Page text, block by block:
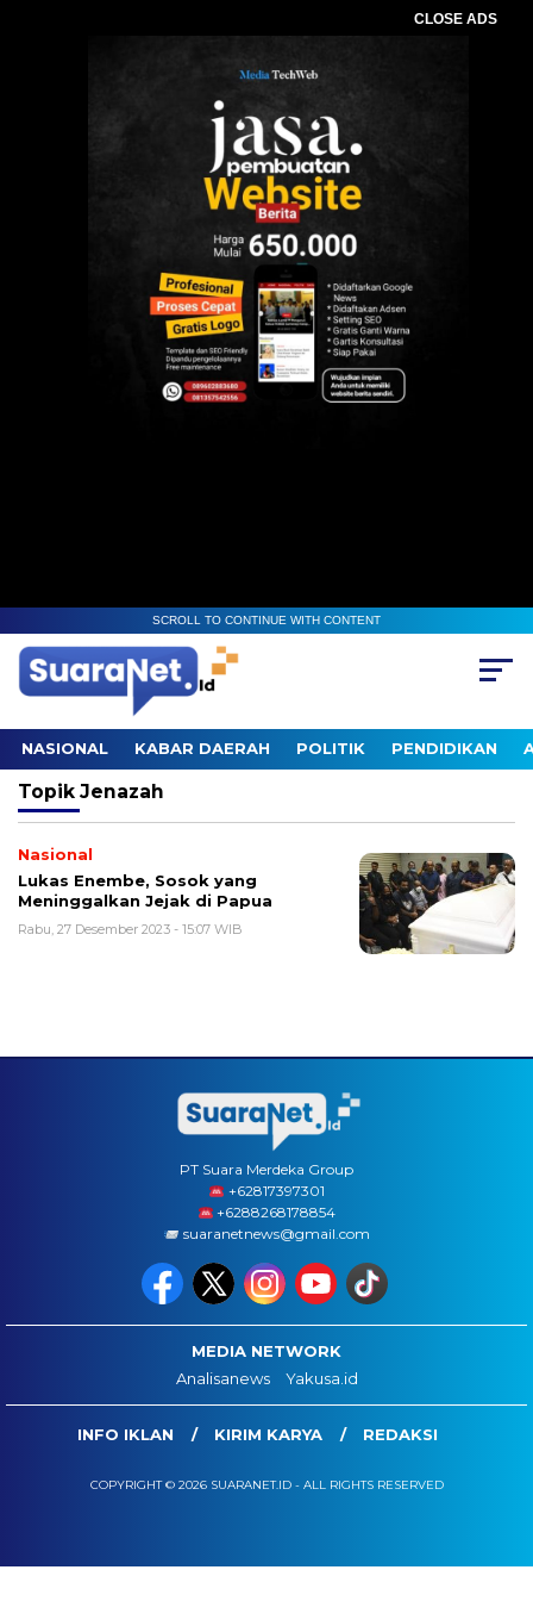
CLOSE ADS
SCROLL TO CONTINUE WITH CONTENT
NASIONAL KABAR DAERAH POLITIK PENDIDIKAN
Topik Jenazah
Nasional
Lukas Enembe, Sosok yang
Meninggalkan Jejak di Papua
Rabu, 27 Desember 2023 - 15:07 WIB
PT Suara Merdeka Group
‪+62817397301
+6288268178854
suaranetnews@gmail.com
MEDIA NETWORK
Analisanews
Yakusa.id
INFO IKLAN KIRIM KARYA REDAKSI
COPYRIGHT © 2026 SUARANET.ID - ALL RIGHTS RESERVED